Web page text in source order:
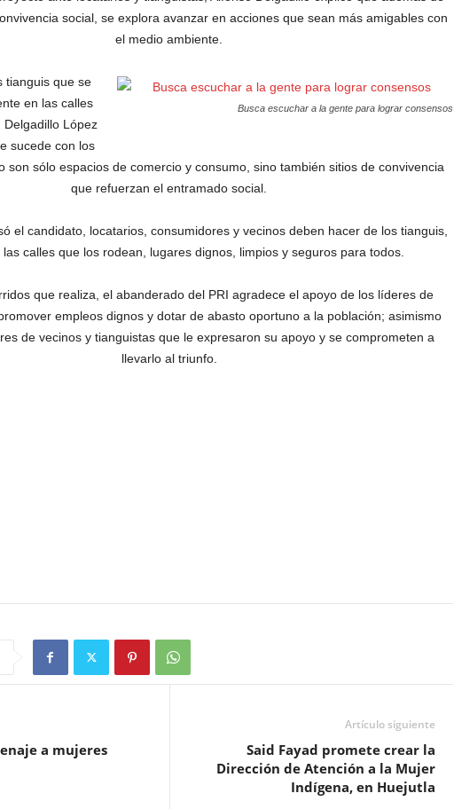
social, se explora avanzar en acciones que sean más amigables con
el medio ambiente.
Busca escuchar a la gente para lograr consensos
tianguis que se
en las calles
López
sucede con los
son sólo espacios de comercio y consumo, sino también sitios de convivencia
que refuerzan el entramado social.
el candidato, locatarios, consumidores y vecinos deben hacer de los tianguis,
las calles que los rodean, lugares dignos, limpios y seguros para todos.
que realiza, el abanderado del PRI agradece el apoyo de los líderes de
empleos dignos y dotar de abasto oportuno a la población; asimismo
de vecinos y tianguistas que le expresaron su apoyo y se comprometen a
llevarlo al triunfo.
a mujeres
Artículo siguiente
Said Fayad promete crear la
Dirección de Atención a la Mujer
Indígena, en Huejutla